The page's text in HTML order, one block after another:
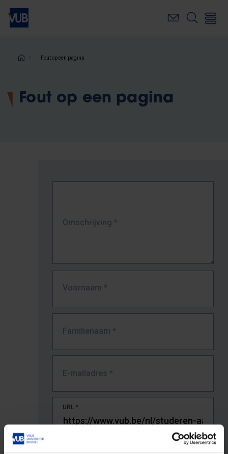
Overslaan
naar
inhoudKruimelpad
Fout op een pagina
Fout op een pagina
Omschrijving *
Voornaam *
Familienaam *
E-mailadres *
URL *
De volledige URL van de pagina waar je de fout zag.